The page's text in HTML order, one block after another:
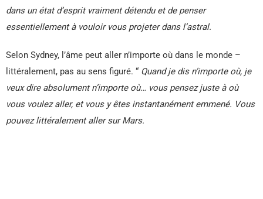
dans un état d’esprit vraiment détendu et de penser
essentiellement à vouloir vous projeter dans l’astral.
Selon Sydney, l’âme peut aller n’importe où dans le monde –
littéralement, pas au sens figuré. “ Quand je dis n’importe où, je
veux dire absolument n’importe où… vous pensez juste à où
vous voulez aller, et vous y êtes instantanément emmené. Vous
pouvez littéralement aller sur Mars.